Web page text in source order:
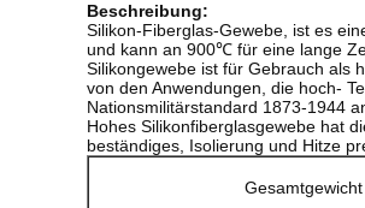
Beschreibung:
Silikon-Fiberglas-Gewebe, ist es
und kann an 900℃ für eine lange
Silikongewebe ist für Gebrauch als
von den Anwendungen, die hoch-
Nationsmilitärstandard 1873-1944
Hohes Silikonfiberglasgewebe hat
beständiges, Isolierung und Hitze
Gesamtgewicht